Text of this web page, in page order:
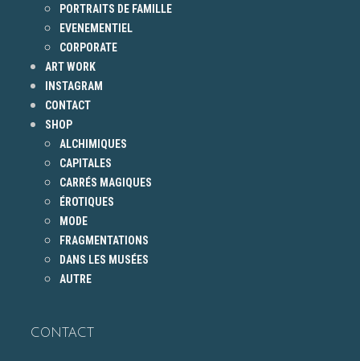
PORTRAITS DE FAMILLE
EVENEMENTIEL
CORPORATE
ART WORK
INSTAGRAM
CONTACT
SHOP
ALCHIMIQUES
CAPITALES
CARRÉS MAGIQUES
ÉROTIQUES
MODE
FRAGMENTATIONS
DANS LES MUSÉES
AUTRE
CONTACT